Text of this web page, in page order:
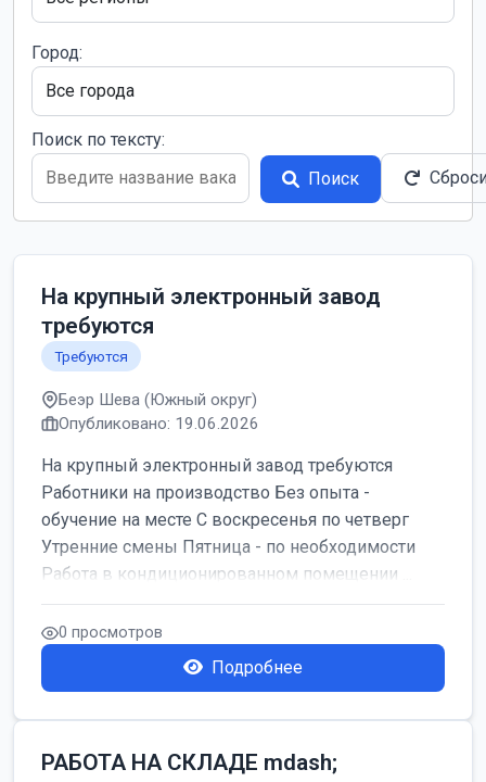
Город:
Поиск по тексту:
Поиск
На крупный электронный завод
требуются
Требуются
Беэр Шева (Южный округ)
Опубликовано: 19.06.2026
На крупный электронный завод требуются
Работники на производство Без опыта -
обучение на месте С воскресенья по четверг
Утренние смены Пятница - по необходимости
Работа в кондиционированном помещении ...
0 просмотров
Подробнее
РАБОТА НА СКЛАДЕ mdash;